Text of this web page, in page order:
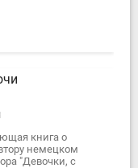
книга о
немецком
"Девочки, с